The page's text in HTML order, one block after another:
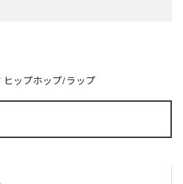
ヒップホップ/ラップ